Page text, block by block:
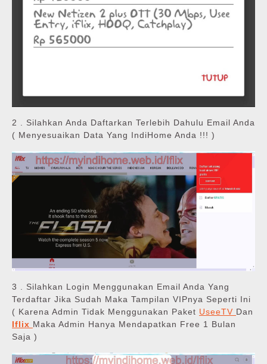
2 . Silahkan Anda Daftarkan Terlebih Dahulu Email Anda
( Menyesuaikan Data Yang IndiHome Anda !!! )
3 . Silahkan Login Menggunakan Email Anda Yang
Terdaftar Jika Sudah Maka Tampilan VIPnya Seperti Ini
( Karena Admin Tidak Menggunakan Paket UseeTV Dan
Iflix Maka Admin Hanya Mendapatkan Free 1 Bulan
Saja )